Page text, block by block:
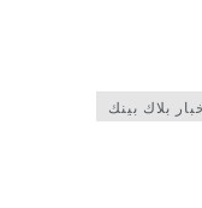
بلاك بينك